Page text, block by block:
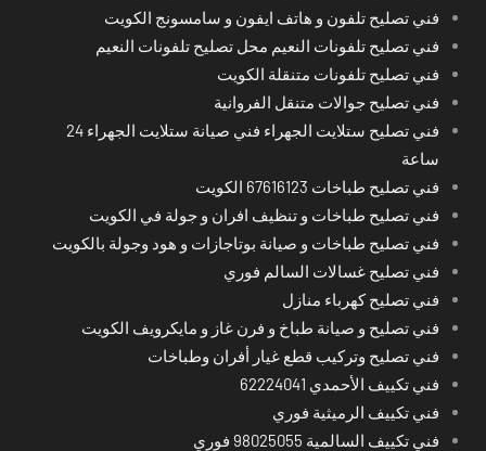
فني تصليح تلفون و هاتف ايفون و سامسونج الكويت
فني تصليح تلفونات النعيم محل تصليح تلفونات النعيم
فني تصليح تلفونات متنقلة الكويت
فني تصليح جوالات متنقل الفروانية
فني تصليح ستلايت الجهراء فني صيانة ستلايت الجهراء 24
ساعة
فني تصليح طباخات 67616123 الكويت
فني تصليح طباخات و تنظيف افران و جولة في الكويت
فني تصليح طباخات و صيانة بوتاجازات و هود وجولة بالكويت
فني تصليح غسالات السالم فوري
فني تصليح كهرباء منازل
فني تصليح و صيانة طباخ و فرن غاز و مايكرويف الكويت
فني تصليح وتركيب قطع غيار أفران وطباخات
فني تكييف الأحمدي 62224041
فني تكييف الرميثية فوري
فني تكييف السالمية 98025055 فوري